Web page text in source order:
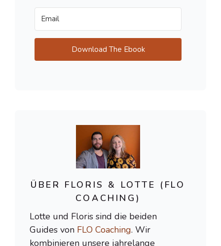
Download The Ebook
ÜBER FLORIS & LOTTE (FLO
COACHING)
Lotte und Floris sind die beiden
Guides von FLO Coaching. Wir
kombinieren unsere jahrelange